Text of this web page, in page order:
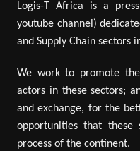
Logis-T Africa is a
youtube channel)
and Supply Chain sectors
We work to promote
actors in these sectors;
and exchange, for the
opportunities that these
process of the continent.